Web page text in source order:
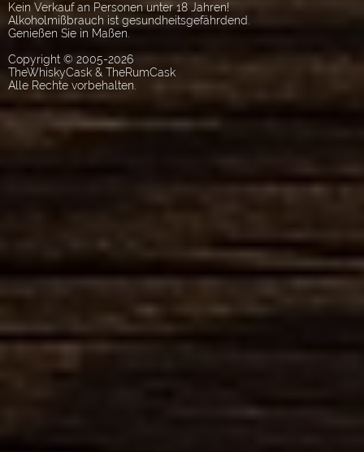
Kein Verkauf an Personen unter 18 Jahren!
Alkoholmißbrauch ist gesundheitsgefährdend.
Genießen Sie in Maßen.
Copyright © 2005-2026
TheWhiskyCask & TheRumCask
Alle Rechte vorbehalten.